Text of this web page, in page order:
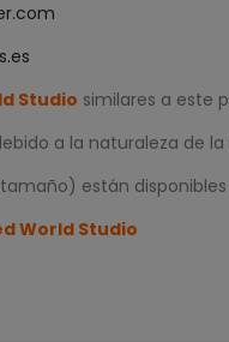
Studio similares a este
a la naturaleza de
están disponibles
World Studio